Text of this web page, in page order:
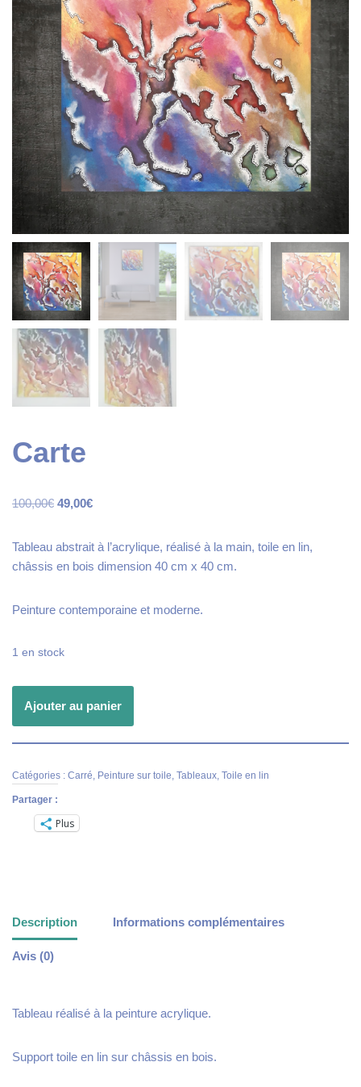
Carte
100,00€ 49,00€
Tableau abstrait à l’acrylique, réalisé à la main, toile en lin,
châssis en bois dimension 40 cm x 40 cm.
Peinture contemporaine et moderne.
1 en stock
Ajouter au panier
Catégories : Carré, Peinture sur toile, Tableaux, Toile en lin
Partager :
Plus
Description Informations complémentaires
Avis (0)
Tableau réalisé à la peinture acrylique.
Support toile en lin sur châssis en bois.